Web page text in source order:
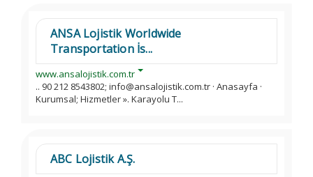
ANSA Lojistik Worldwide
Transportation İs...
www.ansalojistik.com.tr
.. 90 212 8543802; info@ansalojistik.com.tr · Anasayfa ·
Kurumsal; Hizmetler ». Karayolu T...
ABC Lojistik A.Ş.